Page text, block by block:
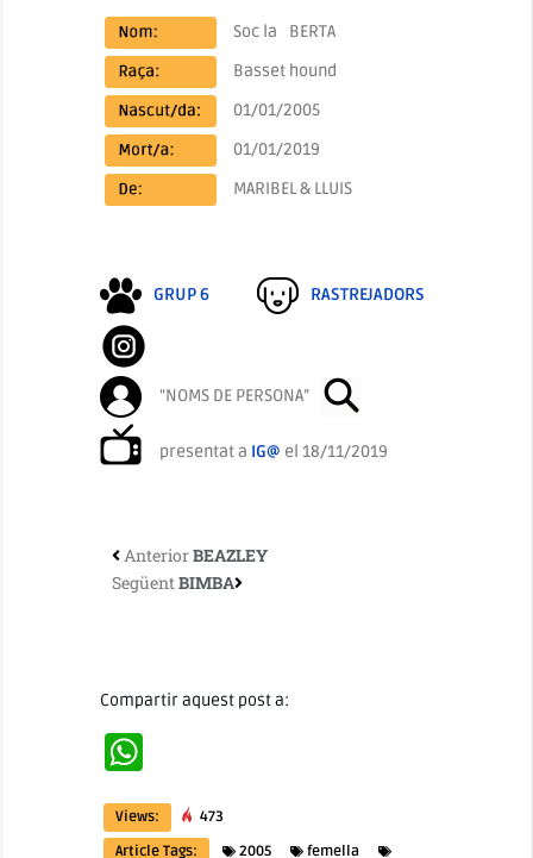
Soc la
BERTA
Basset hound
01/01/2005
01/01/2019
MARIBEL & LLUIS
GRUP 6 RASTREJADORS
“NOMS DE PERSONA”
presentat a IG@ el 18/11/2019
AnteriorBEAZLEY
SegüentBIMBA
Compartir aquest post a:
WhatsApp
Views:
473
Article Tags:
2005
femella